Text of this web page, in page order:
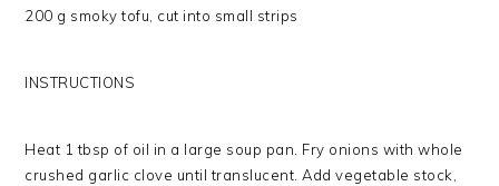
200 g smoky tofu, cut into small strips
INSTRUCTIONS
Heat 1 tbsp of oil in a large soup pan. Fry onions with whole
crushed garlic clove until translucent. Add vegetable stock,